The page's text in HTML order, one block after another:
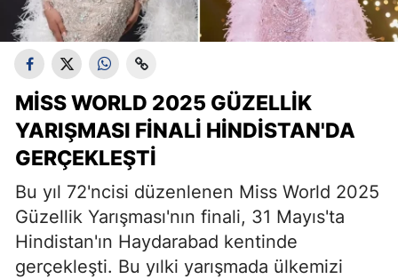
MISS WORLD 2025 GÜZELLIK
YARIŞMASI FINALI HINDISTAN'DA
GERÇEKLEŞTI
Bu yıl 72'ncisi düzenlenen Miss World 2025
Güzellik Yarışması'nın finali, 31 Mayıs'ta
Hindistan'ın Haydarabad kentinde
gerçekleşti. Bu yılki yarışmada ülkemizi